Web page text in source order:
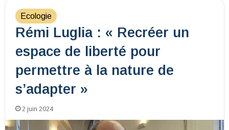
Ecologie
Rémi Luglia : « Recréer un
espace de liberté pour
permettre à la nature de
s’adapter »
2 juin 2024